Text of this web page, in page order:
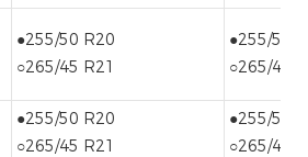
●255/50 R20
○265/45 R21
●255/50
○265/45
●255/50 R20
○265/45 R21
●255/50
○265/45